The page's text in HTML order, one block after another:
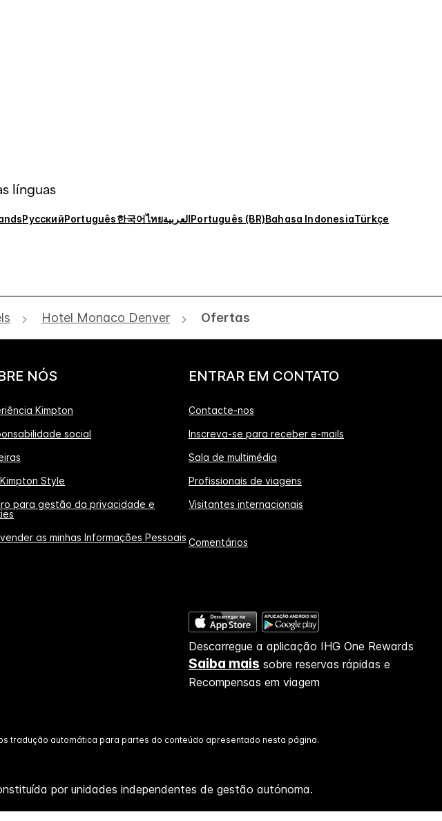
línguas
РусскийPortuguês한국어ไทยالعربيةPortuguês (BR)Bahasa IndonesiaTürkçe
Hotel Monaco Denver Ofertas
NÓS
Kimpton
social
Style
para gestão da privacidade e
as minhas Informações Pessoais
ENTRAR EM CONTATO
Contacte-nos
Inscreva-se para receber e-mails
Sala de multimédia
Profissionais de viagens
Visitantes internacionais
Comentários
Descarregue a aplicação IHG One Rewards
Saiba mais sobre reservas rápidas e
Recompensas em viagem
tradução automática para partes do conteúdo apresentado nesta página.
por unidades independentes de gestão autónoma.